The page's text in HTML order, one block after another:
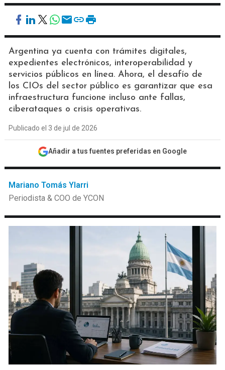
Argentina ya cuenta con trámites digitales,
expedientes electrónicos, interoperabilidad y
servicios públicos en línea. Ahora, el desafío de
los CIOs del sector público es garantizar que esa
infraestructura funcione incluso ante fallas,
ciberataques o crisis operativas.
Publicado el 3 de jul de 2026
Añadir a tus fuentes preferidas en Google
Mariano Tomás Ylarri
Periodista & COO de YCON